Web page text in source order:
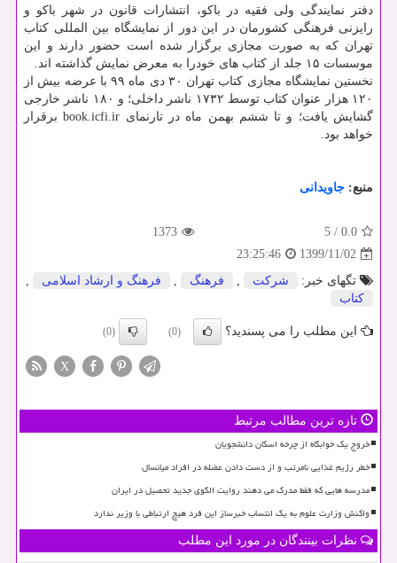
دفتر نمایندگی ولی فقیه در باکو، انتشارات قانون در شهر باکو و
رایزنی فرهنگی کشورمان در این دور از نمایشگاه بین المللی کتاب
تهران که به صورت مجازی برگزار شده است حضور دارند و این
موسسات ۱۵ جلد از کتاب های خودرا به معرض نمایش گذاشته اند.
نخستین نمایشگاه مجازی کتاب تهران ۳۰ دی ماه ۹۹ با عرضه بیش از
۱۲۰ هزار عنوان کتاب توسط ۱۷۳۲ ناشر داخلی؛ و ۱۸۰ ناشر خارجی
گشایش یافت؛ و تا ششم بهمن ماه در تارنمای book.icfi.ir برقرار
خواهد بود.
منبع: جاویدانی
0.0
/
5
1373
1399/11/02
23:25:46
تگهای خبر:
شركت , فرهنگ , فرهنگ و ارشاد اسلامی
,
كتاب
این مطلب را می پسندید؟ (0)
(0)
X
تازه ترین مطالب مرتبط
خروج یک خوابگاه از چرخه اسکان دانشجویان
خطر رژیم غذایی نامرتب و از دست دادن عضله در افراد میانسال
مدرسه هایی که فقط مدرک می دهند روایت الگوی جدید تحصیل در ایران
واکنش وزارت علوم به یک انتساب خبرساز این فرد هیچ ارتباطی با وزیر ندارد
نظرات بینندگان در مورد این مطلب